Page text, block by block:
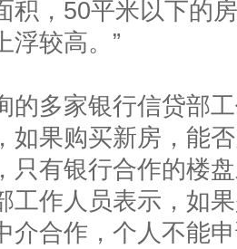
积，50平米以下的
浮较高。”
多家银行信贷部工
如果购买新房，能
只有银行合作的楼
工作人员表示，如
介合作，个人不能